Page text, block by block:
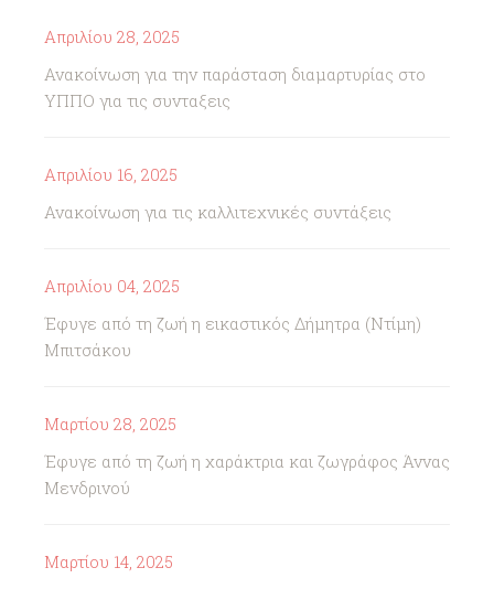
Απριλίου 28, 2025
Ανακοίνωση για την παράσταση διαμαρτυρίας στο
ΥΠΠΟ για τις συνταξεις
Απριλίου 16, 2025
Ανακοίνωση για τις καλλιτεχνικές συντάξεις
Απριλίου 04, 2025
Έφυγε από τη ζωή η εικαστικός Δήμητρα (Ντίμη)
Μπιτσάκου
Μαρτίου 28, 2025
Έφυγε από τη ζωή η χαράκτρια και ζωγράφος Άννας
Μενδρινού
Μαρτίου 14, 2025